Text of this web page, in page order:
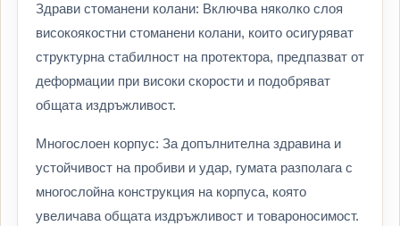
Здрави стоманени колани: Включва няколко слоя
високоякостни стоманени колани, които осигуряват
структурна стабилност на протектора, предпазват от
деформации при високи скорости и подобряват
общата издръжливост.
Многослоен корпус: За допълнителна здравина и
устойчивост на пробиви и удар, гумата разполага с
многослойна конструкция на корпуса, която
увеличава общата издръжливост и товароносимост.